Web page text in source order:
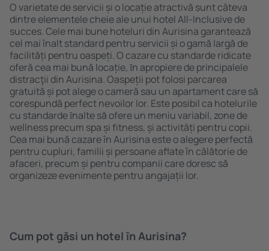
O varietate de servicii și o locație atractivă sunt câteva
dintre elementele cheie ale unui hotel All-Inclusive de
succes. Cele mai bune hoteluri din Aurisina garantează
cel mai înalt standard pentru servicii și o gamă largă de
facilități pentru oaspeți. O cazare cu standarde ridicate
oferă cea mai bună locație, ȋn apropiere de principalele
distracţii din Aurisina. Oaspeții pot folosi parcarea
gratuită și pot alege o cameră sau un apartament care să
corespundă perfect nevoilor lor. Este posibil ca hotelurile
cu standarde ȋnalte să ofere un meniu variabil, zone de
wellness precum spa și fitness, și activități pentru copii.
Cea mai bună cazare în Aurisina este o alegere perfectă
pentru cupluri, familii și persoane aflate în călătorie de
afaceri, precum și pentru companii care doresc să
organizeze evenimente pentru angajații lor.
Cum pot găsi un hotel în Aurisina?